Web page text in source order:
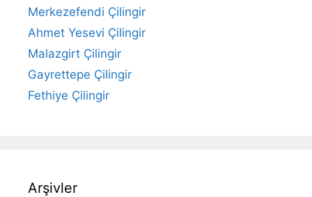
Merkezefendi Çilingir
Ahmet Yesevi Çilingir
Malazgirt Çilingir
Gayrettepe Çilingir
Fethiye Çilingir
Arşivler